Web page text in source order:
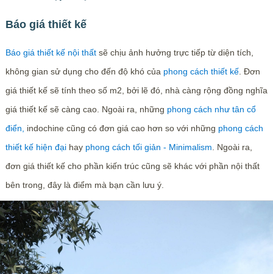
Báo giá thiết kế
Báo giá thiết kế nội thấtsẽ chịu ảnh hưởng trực tiếp từ diện tích,
không gian sử dụng cho đến độ khó của phong cách thiết kế. Đơn
giá thiết kế sẽ tính theo số m2, bởi lẽ đó, nhà càng rộng đồng nghĩa
giá thiết kế sẽ càng cao. Ngoài ra, những phong cách như tân cổ
điển, indochine cũng có đơn giá cao hơn so với những phong cách
thiết kế hiện đạihay phong cách tối giản - Minimalism. Ngoài ra,
đơn giá thiết kế cho phần kiến trúc cũng sẽ khác với phần nội thất
bên trong, đây là điểm mà bạn cần lưu ý.